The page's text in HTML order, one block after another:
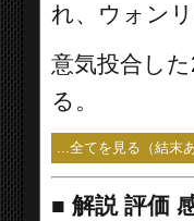
れ、ウォン
意気投合し
る。
...全てを見る（結末あ
■ 解説 評価